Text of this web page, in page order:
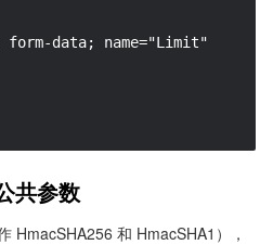
data; name="Limit"
共参数
HmacSHA256 和 HmacSHA1），